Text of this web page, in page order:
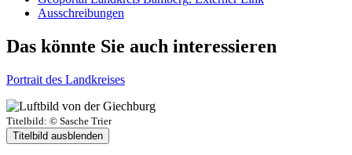
Ausschreibungen
Das könnte Sie auch interessieren
Portrait des Landkreises
Titelbild: © Sasche Trier
Titelbild ausblenden